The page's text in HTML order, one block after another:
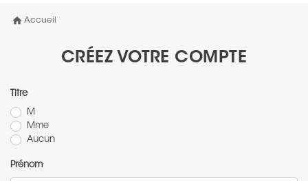
home Accueil
CRÉEZ VOTRE COMPTE
Titre
M
Mme
Aucun
Prénom